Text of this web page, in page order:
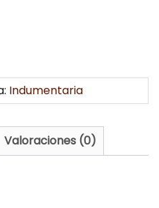
Indumentaria
Valoraciones (0)